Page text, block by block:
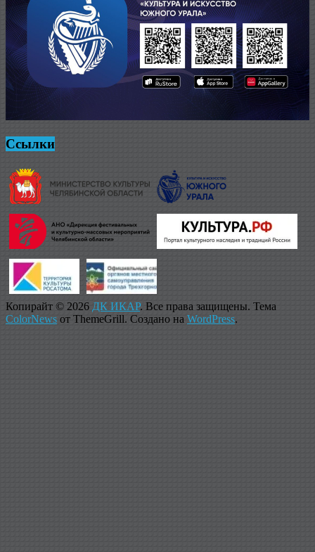
Ссылки
Копирайт © 2026 ДК ИКАР. Все права защищены. Тема
ColorNews от ThemeGrill. Создано на WordPress.